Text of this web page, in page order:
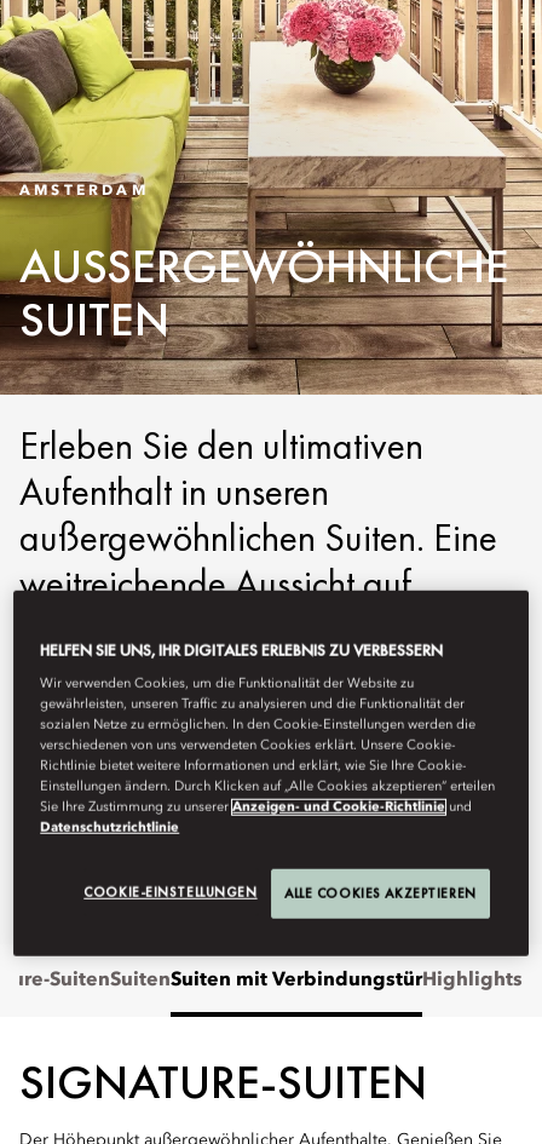
AMSTERDAM
AUSSERGEWÖHNLICHE S
UITEN
Erleben Sie den ultimativen
Aufenthalt in unseren
außergewöhnlichen Suiten. Eine
weitreichende Aussicht auf
Amsterdam und das exklusive
Design von Pierro Lissoni schaffen
hier eine Oase zeitloser Eleganz
im Herzen der Hauptstadt.
moams-info@mohg.com
Live-Chat
SuitenSuitenSuiten mit VerbindungstürHighlights
SIGNATURE-SUITEN
Der Höhepunkt außergewöhnlicher Aufenthalte. Genießen Sie
HELFEN SIE UNS, IHR DIGITALES ERLEBNIS ZU VERBESSERN
Wir verwenden Cookies, um die Funktionalität der Website zu
gewährleisten, unseren Traffic zu analysieren und die Funktionalität der
sozialen Netze zu ermöglichen. In den Cookie-Einstellungen werden die
verschiedenen von uns verwendeten Cookies erklärt. Unsere Cookie-
Richtlinie bietet weitere Informationen und erklärt, wie Sie Ihre Cookie-
Einstellungen ändern. Durch Klicken auf „Alle Cookies akzeptieren“ erteilen
Sie Ihre Zustimmung zu unsererAnzeigen- und Cookie-Richtlinie und
Datenschutzrichtlinie
COOKIE-EINSTELLUNGEN ALLE COOKIES AKZEPTIEREN